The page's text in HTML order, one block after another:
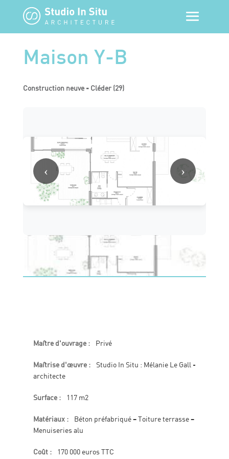
Maison Y-B
Construction neuve - Cléder (29)
‹ ›
Maître d'ouvrage : Privé
Maîtrise d'œuvre :
Studio In Situ : Mélanie Le Gall -
architecte
Surface : 117 m2
Matériaux :
Béton préfabriqué – Toiture terrasse –
Menuiseries alu
Coût : 170 000 euros TTC